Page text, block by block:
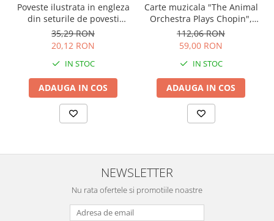
Poveste ilustrata in engleza
din seturile de povesti
Usborne
35,29 RON
20,12 RON
IN STOC
ADAUGA IN COS
Carte muzicala "The Animal
Orchestra Plays Chopin",
cartonata, Usborne
112,06 RON
59,00 RON
IN STOC
ADAUGA IN COS
NEWSLETTER
Nu rata ofertele si promotiile noastre